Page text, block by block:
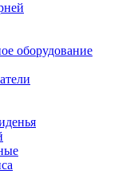
оборудование